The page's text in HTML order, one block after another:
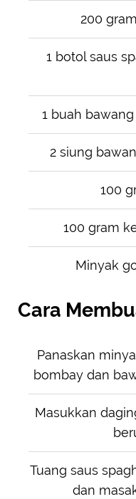
200
1 botol saus
1 buah
2 siung
100
100 gram
Minyak
Cara
Panaskan
bombay dan
Masukkan
Tuang saus
dan